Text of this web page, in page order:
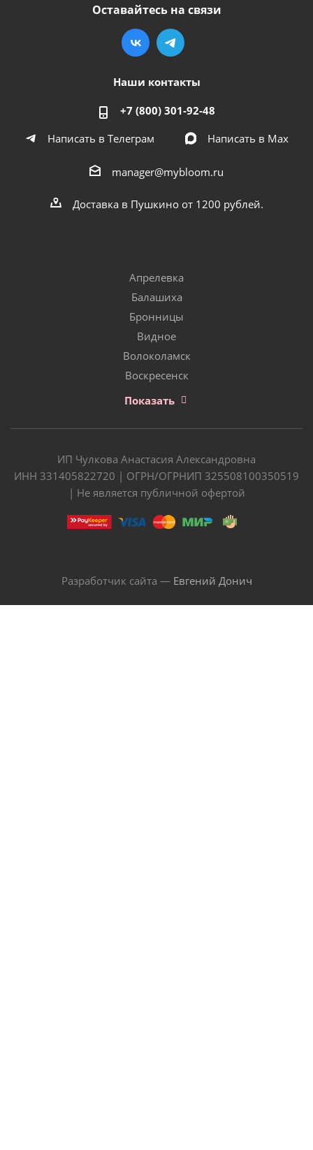
Оставайтесь на связи
Наши контакты
+7 (800) 301-92-48
Написать в Телеграм
Написать в Мах
manager@mybloom.ru
Доставка в Пушкино от 1200 рублей.
Апрелевка
Балашиха
Бронницы
Видное
Волоколамск
Воскресенск
Показать
ИП Чулкова Анастасия Александровна
ИНН 331405822720 | ОГРН/ОГРНИП 325508100350519
| Не является публичной офертой
Разработчик сайта — Евгений Донич